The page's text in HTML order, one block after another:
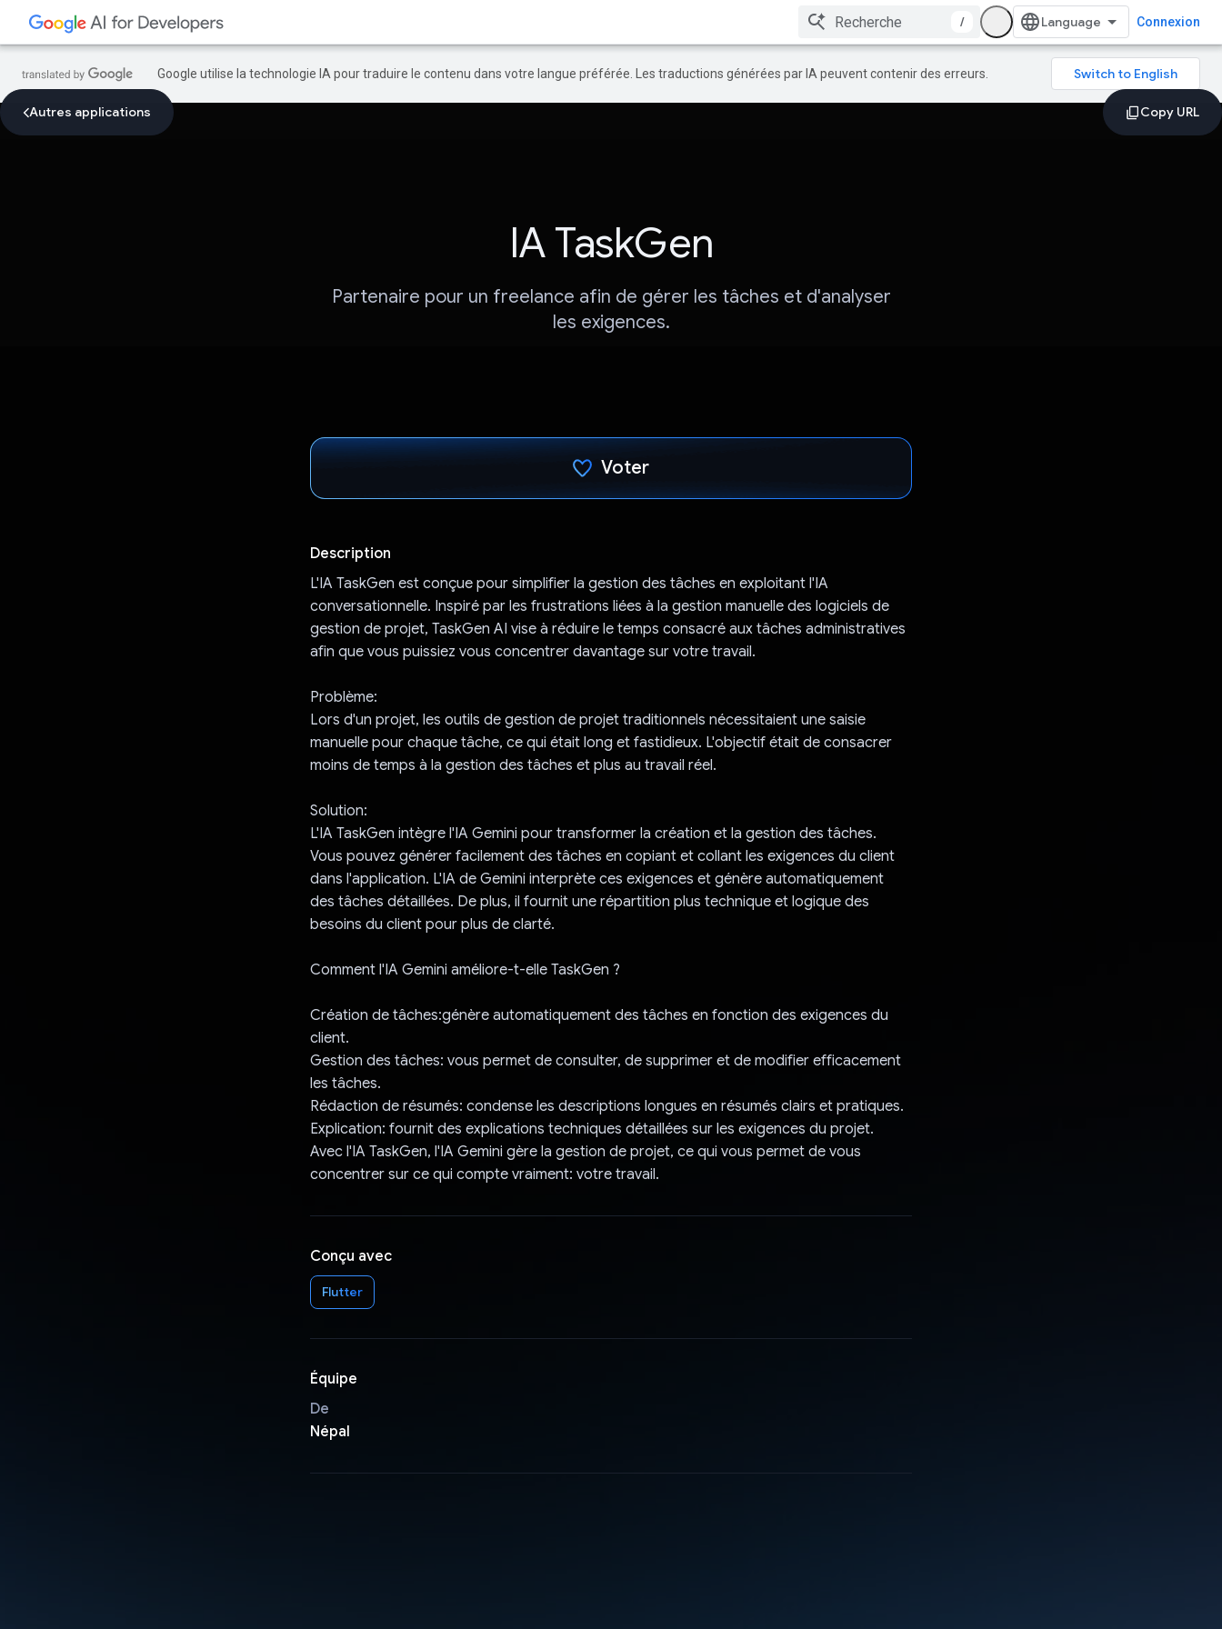
/ Connexion
Google utilise la technologie IA pour traduire le contenu dans votre langue préférée. Les traductions générées par IA peuvent contenir des erreurs.
Autres applications
IA TaskGen
Partenaire pour un freelance afin de gérer les tâches et d'analyser
les exigences.
Voter
Description
L'IA TaskGen est conçue pour simplifier la gestion des tâches en exploitant l'IA
conversationnelle. Inspiré par les frustrations liées à la gestion manuelle des logiciels de
gestion de projet, TaskGen AI vise à réduire le temps consacré aux tâches administratives
afin que vous puissiez vous concentrer davantage sur votre travail.
Problème:
Lors d'un projet, les outils de gestion de projet traditionnels nécessitaient une saisie
manuelle pour chaque tâche, ce qui était long et fastidieux. L'objectif était de consacrer
moins de temps à la gestion des tâches et plus au travail réel.
Solution:
L'IA TaskGen intègre l'IA Gemini pour transformer la création et la gestion des tâches.
Vous pouvez générer facilement des tâches en copiant et collant les exigences du client
dans l'application. L'IA de Gemini interprète ces exigences et génère automatiquement
des tâches détaillées. De plus, il fournit une répartition plus technique et logique des
besoins du client pour plus de clarté.
Comment l'IA Gemini améliore-t-elle TaskGen ?
Création de tâches:génère automatiquement des tâches en fonction des exigences du
client.
Gestion des tâches: vous permet de consulter, de supprimer et de modifier efficacement
les tâches.
Rédaction de résumés: condense les descriptions longues en résumés clairs et pratiques.
Explication: fournit des explications techniques détaillées sur les exigences du projet.
Avec l'IA TaskGen, l'IA Gemini gère la gestion de projet, ce qui vous permet de vous
concentrer sur ce qui compte vraiment: votre travail.
Conçu avec
Flutter
Équipe
De
Népal